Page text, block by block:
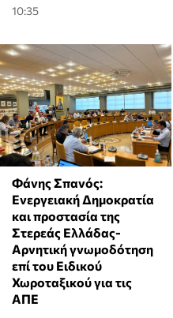
10:35
Φάνης Σπανός:
Ενεργειακή Δημοκρατία
και προστασία της
Στερεάς Ελλάδας-
Αρνητική γνωμοδότηση
επί του Ειδικού
Χωροταξικού για τις
ΑΠΕ